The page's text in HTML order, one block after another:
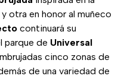
y otra en honor al muñeco
continuará su
parque de Universal
cinco zonas de
de una variedad de